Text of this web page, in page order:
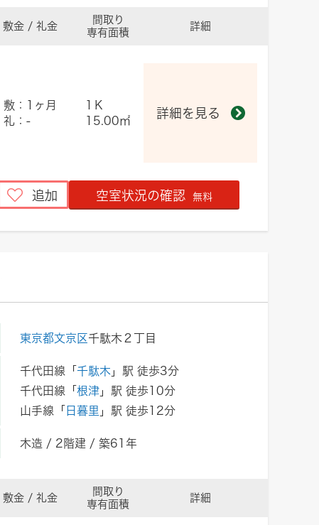
敷金 / 礼金
間取り
専有面積
詳細
敷：1ヶ月
礼：-
1Ｋ
15.00㎡
詳細を見る
追加 空室状況の確認 無料
東京都文京区千駄木２丁目
千代田線「 千駄木 」駅 徒歩3分
千代田線「 根津 」駅 徒歩10分
山手線「 日暮里 」駅 徒歩12分
木造 / 2階建 / 築61年
敷金 / 礼金
間取り
専有面積
詳細